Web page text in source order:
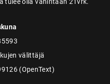
välittäjä
(OpenText)